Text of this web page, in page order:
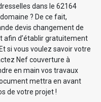
dans le 62164
? De ce fait,
devis changement de
afin d’établir gratuitement
si vous voulez savoir votre
Nef couverture à
en main vos travaux
mettra en avant
de votre projet !